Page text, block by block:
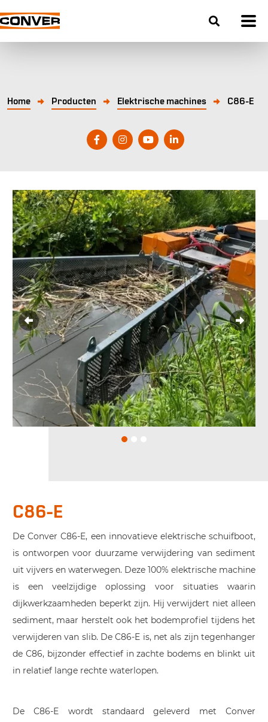
Home Producten Elektrische machines C86-E
C86-E
De Conver C86-E, een innovatieve elektrische schuifboot,
is ontworpen voor duurzame verwijdering van sediment
uit vijvers en waterwegen. Deze 100% elektrische machine
is een veelzijdige oplossing voor situaties waarin
dijkwerkzaamheden beperkt zijn. Hij verwijdert niet alleen
sediment, maar herstelt ook het bodemprofiel tijdens het
verwijderen van slib. De C86-E is, net als zijn tegenhanger
de C86, bijzonder effectief in zachte bodems en blinkt uit
in relatief lange rechte waterlopen.
De C86-E wordt standaard geleverd met Conver